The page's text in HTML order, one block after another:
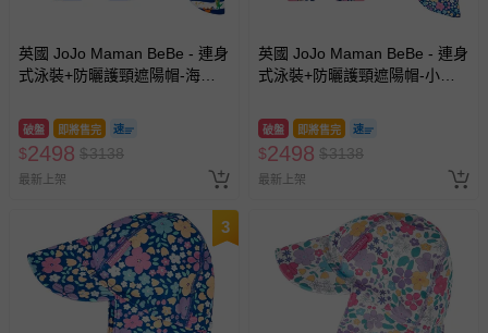
英國 JoJo Maman BeBe - 連身
式泳裝+防曬護頸遮陽帽-海盜
_JJL2753
破盤 即將售完
$2498 $3138
最新上架
英國 JoJo Maman BeBe - 連身
式泳裝+防曬護頸遮陽帽-小小
_JJL2863
破盤 即將售完
$2498 $3138
最新上架
3